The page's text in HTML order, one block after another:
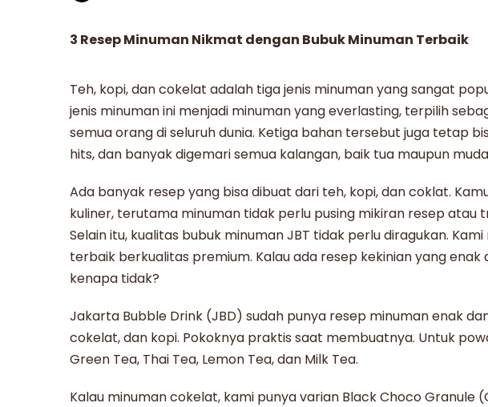
3 Resep Minuman Nikmat dengan Bubuk Minuman Terbaik
Teh, kopi, dan cokelat adalah tiga jenis minuman yang sangat
jenis minuman ini menjadi minuman yang everlasting, terpilih
semua orang di seluruh dunia. Ketiga bahan tersebut juga tetap
hits, dan banyak digemari semua kalangan, baik tua maupun
Ada banyak resep yang bisa dibuat dari teh, kopi, dan coklat.
kuliner, terutama minuman tidak perlu pusing mikiran resep atau
Selain itu, kualitas bubuk minuman JBT tidak perlu diragukan.
terbaik berkualitas premium. Kalau ada resep kekinian yang
kenapa tidak?
Jakarta Bubble Drink (JBD) sudah punya resep minuman enak
cokelat, dan kopi. Pokoknya praktis saat membuatnya. Untuk
Green Tea, Thai Tea, Lemon Tea, dan Milk Tea.
Kalau minuman cokelat, kami punya varian Black Choco Granule